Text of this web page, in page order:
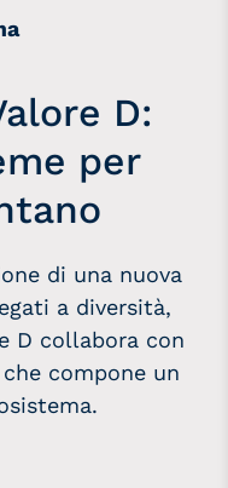
D:
per
di una nuova
a diversità,
D collabora con
compone un